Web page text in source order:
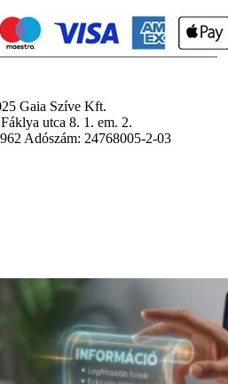
Gaia Szíve Kft.
utca 8. 1. em. 2.
Adószám: 24768005-2-03